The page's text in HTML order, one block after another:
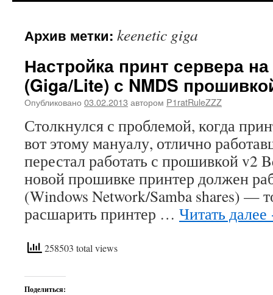
Архив метки: keenetic giga
Настройка принт сервера
(Giga/Lite) с NMDS
Опубликовано 03.02.2013 автором P1ratRuleZZZ
Столкнулся с проблемой, когда
вот этому мануалу, отлично
перестал работать с прошивкой v2
новой прошивке принтер должен
(Windows Network/Samba shares) —
расшарить принтер … Читать далее
258503 total views
Поделиться: